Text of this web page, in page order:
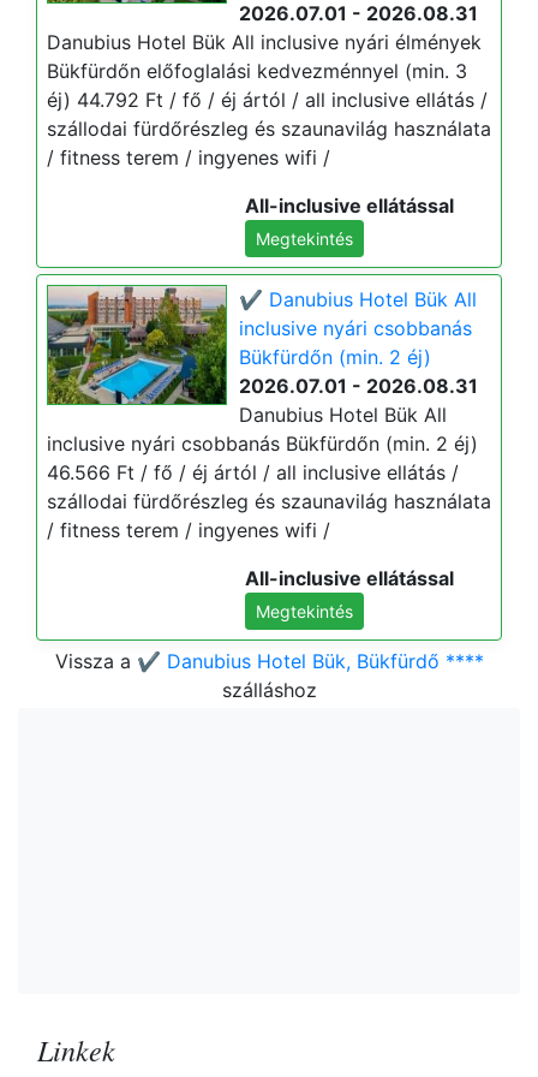
2026.07.01 - 2026.08.31
Danubius Hotel Bük All inclusive nyári élmények
Bükfürdőn előfoglalási kedvezménnyel (min. 3
éj) 44.792 Ft / fő / éj ártól / all inclusive ellátás /
szállodai fürdőrészleg és szaunavilág használata
/ fitness terem / ingyenes wifi /
All-inclusive ellátással
Megtekintés
✔️ Danubius Hotel Bük All
inclusive nyári csobbanás
Bükfürdőn (min. 2 éj)
2026.07.01 - 2026.08.31
Danubius Hotel Bük All
inclusive nyári csobbanás Bükfürdőn (min. 2 éj)
46.566 Ft / fő / éj ártól / all inclusive ellátás /
szállodai fürdőrészleg és szaunavilág használata
/ fitness terem / ingyenes wifi /
All-inclusive ellátással
Megtekintés
Vissza a ✔️ Danubius Hotel Bük, Bükfürdő ****
szálláshoz
Linkek